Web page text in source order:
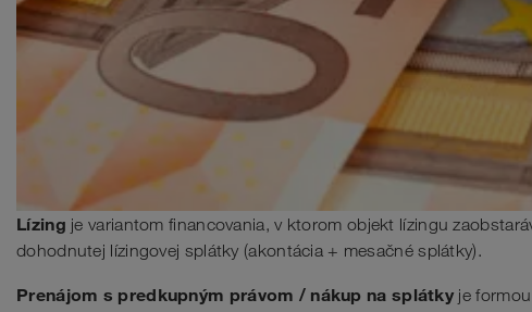
Lízing je variantom financovania, v ktorom objekt lízingu
dohodnutej lízingovej splátky (akontácia + mesačné splátky).
Prenájom s predkupným právom / nákup na splátky je